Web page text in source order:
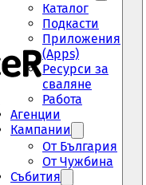
Каталог
Подкасти
Приложения
(Apps)
Ресурси за
сваляне
Работа
Aгенции
Кампании
От България
От Чужбина
Събития